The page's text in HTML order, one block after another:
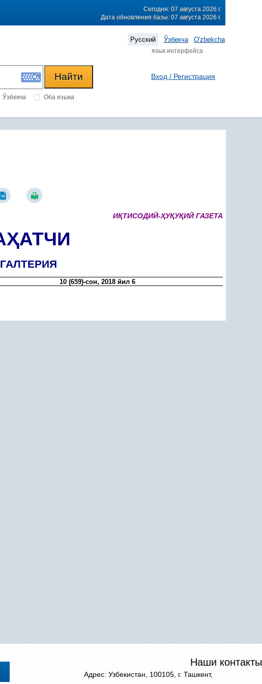
Сегодня: 07 августа 2026 г.
Дата обновления базы: 07 августа 2026 г.
Русский Ўзбекча O'zbekcha
язык интерфейса
Ўзбекча Оба языка
Вход / Регистрация
ИҚТИСОДИЙ-ҲУҚУҚИЙ ГАЗЕТА
ҲАТЧИ
10 (659)-сон, 2018 йил 6
Наши контакты
Адрес: Узбекистан, 100105, г. Ташкент,